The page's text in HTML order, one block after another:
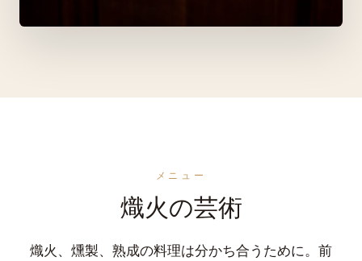
メニュー
熾火の芸術
熾火、燻製、熟成の料理は分かち合うために。前